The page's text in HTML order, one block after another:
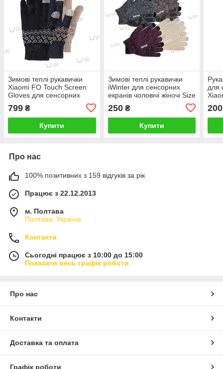
Зимові теплі рукавички
Xiaomi FO Touch Screen
Gloves для сенсорних
Колір на вибір
799 ₴
Купити
Зимові теплі рукавички
iWinter для сенсорних
екранів чоловічі жіночі Size
250₴
Купити
для
200
Про нас
100% позитивних з 159 відгуків за рік
Працює з 22.12.2013
м. Полтава
Полтава, Україна
Контакти
Сьогодні працює з 10:00 до 15:00
Показати весь графік роботи
Про нас
Контакти
Доставка та оплата
Графік роботи